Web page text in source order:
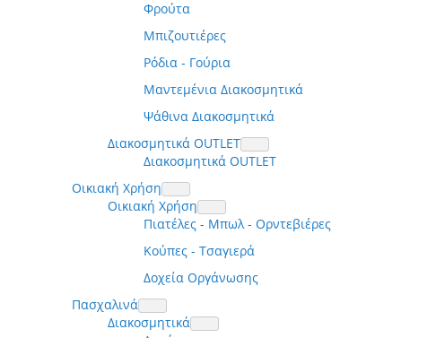
Φρούτα
Μπιζουτιέρες
Ρόδια - Γούρια
Μαντεμένια Διακοσμητικά
Ψάθινα Διακοσμητικά
Διακοσμητικά OUTLET
Διακοσμητικά OUTLET
Οικιακή Χρήση
Οικιακή Χρήση
Πιατέλες - Μπωλ - Ορντεβιέρες
Κούπες - Τσαγιερά
Δοχεία Οργάνωσης
Πασχαλινά
Διακοσμητικά